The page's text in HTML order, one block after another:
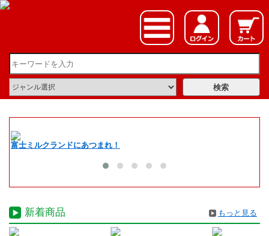
富士ミルクランドにあつまれ！
新着商品 もっと見る